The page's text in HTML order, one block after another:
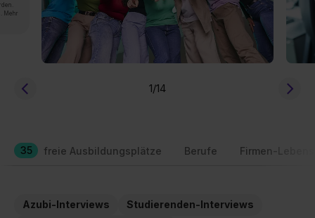
Mehr
1/14
35 freie Ausbildungsplätze Berufe Firmen-
Azubi-Interviews
Studierenden-Interviews